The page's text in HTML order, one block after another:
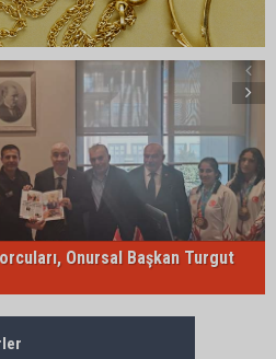
Onursal Başkan Turgut